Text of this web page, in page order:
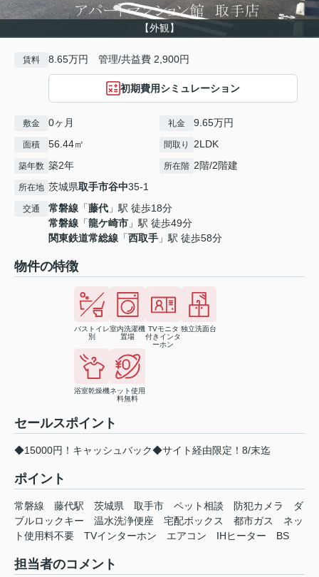
【外観】
賃料 8.65万円 管理/共益費 2,900円
初期費用シミュレーション
敷金 0ヶ月 礼金 9.65万円
面積 56.44㎡ 間取り 2LDK
築年数 築2年 所在階 2階/2階建
所在地 茨城県取手市谷中35-1
交通 常磐線 「藤代 」駅 徒歩18分
常磐線 「龍ケ崎市 」駅 徒歩49分
関東鉄道常総線 「西取手 」駅 徒歩58分
物件の特徴
バストイレ
別
室内洗濯機
置場
TVモニタ
付きインタ
ーホン
独立洗面台
浴室乾燥機ネット使用
料無料
セールスポイント
◆15000円！キャッシュバック◆サイト経由限定！8/末迄
ポイント
常磐線 藤代駅 茨城県 取手市 ペット相談 防犯カメラ
ダ
ブルロックキー
温水洗浄便座 宅配ボックス 都市ガス
ネッ
ト使用料不要
TVインターホン エアコン IHヒーター BS
担当者のコメント